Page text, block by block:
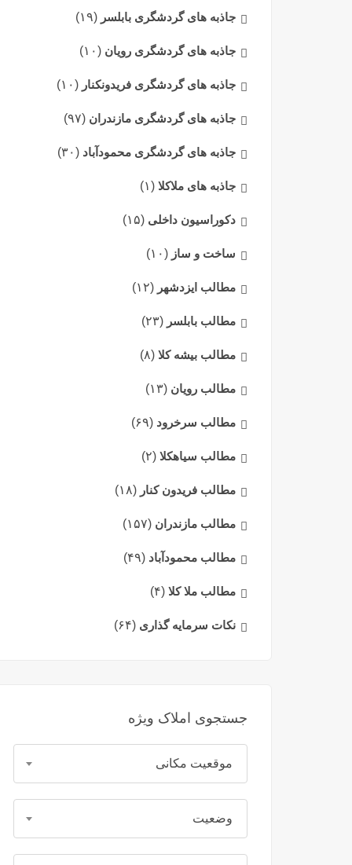
جاذبه های گردشگری بابلسر (۱۹)
جاذبه های گردشگری رویان (۱۰)
جاذبه های گردشگری فریدونکنار (۱۰)
جاذبه های گردشگری مازندران (۹۷)
جاذبه های گردشگری محمودآباد (۳۰)
جاذبه های ملاکلا (۱)
دکوراسیون داخلی (۱۵)
ساخت و ساز (۱۰)
مطالب ایزدشهر (۱۲)
مطالب بابلسر (۲۳)
مطالب بیشه کلا (۸)
مطالب رویان (۱۳)
مطالب سرخرود (۶۹)
مطالب سیاهکلا (۲)
مطالب فریدون کنار (۱۸)
مطالب مازندران (۱۵۷)
مطالب محمودآباد (۴۹)
مطالب ملا کلا (۴)
نکات سرمایه گذاری (۶۴)
جستجوی املاک ویژه
موقعیت مکانی
وضعیت